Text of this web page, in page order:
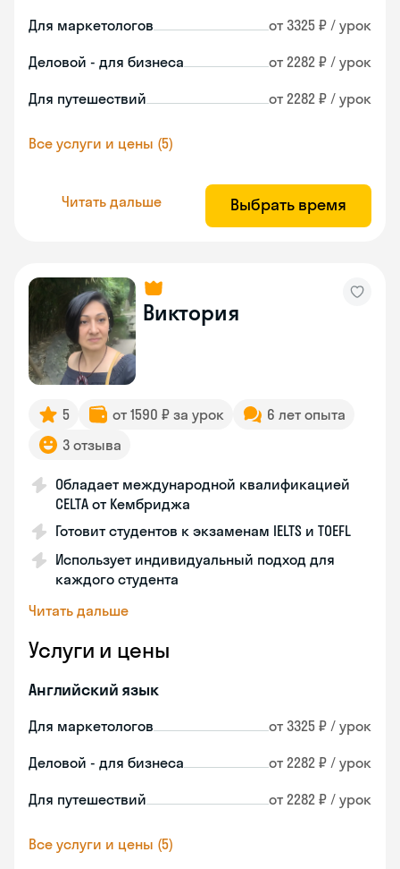
Для маркетологов от 3325 ₽ / урок
Деловой - для бизнеса от 2282 ₽ / урок
Для путешествий от 2282 ₽ / урок
Все услуги и цены (5)
Читать дальше Выбрать время
Виктория
5 от 1590 ₽ за урок
6 лет опыта
3 отзыва
Обладает международной квалификацией
CELTA от Кембриджа
Готовит студентов к экзаменам IELTS и TOEFL
Использует индивидуальный подход для
каждого студента
Читать дальше
Услуги и цены
Английский язык
Для маркетологов от 3325 ₽ / урок
Деловой - для бизнеса от 2282 ₽ / урок
Для путешествий от 2282 ₽ / урок
Все услуги и цены (5)